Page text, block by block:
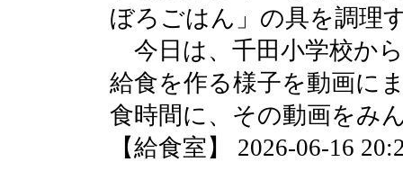
ぼろごはん」の具を調理
今日は、千田小学校か
給食を作る様子を動画に
食時間に、その動画をみ
【給食室】 2026-06-16